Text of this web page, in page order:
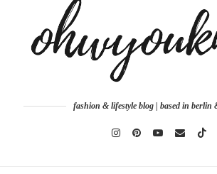
fashion & lifestyle blog | based in berlin